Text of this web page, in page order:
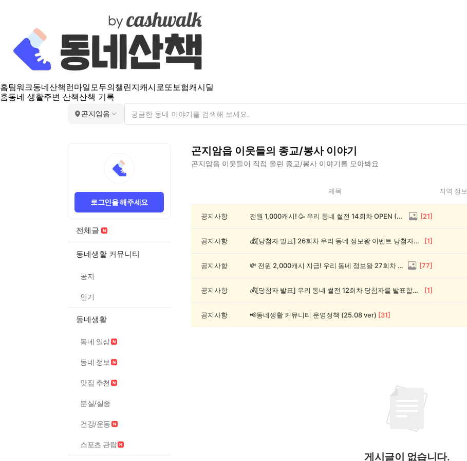
홈팀워크동네산책 런마일모두의챌린지캐시로또보험캐시딜
홈동네 생활주변 산책산책 기록
곤지암읍
로그인을 해주세요
전체글
동네생활 커뮤니티
공지
인기
동네생활
동네 일상
동네 정보
맛집 추천
분실/실종
건강/운동
스포츠 관람
곤지암읍 이웃들의 종교/봉사이야기
곤지암읍 이웃들이 직접 올린 종교/봉사 이야기를 모아봐요
암
제목 지역 정보
공지사항 전원 1,000캐시! 🥳 우리 동네 썰전 14회차 OPEN (~8/17) [21]
공지사항 💰[당첨자 발표] 26회차 우리 동네 정보왕 이벤트 당첨자를 발표합니다! [1]
공지사항 💸 전원 2,000캐시 지급! 우리 동네 정보왕 27회차 (~8/10) [77]
공지사항 💰[당첨자 발표] 우리 동네 썰전 12회차 당첨자를 발표합니다! [1]
공지사항 📢동네생활 커뮤니티 운영정책 (25.08 ver) [31]
게시글이 없습니다.